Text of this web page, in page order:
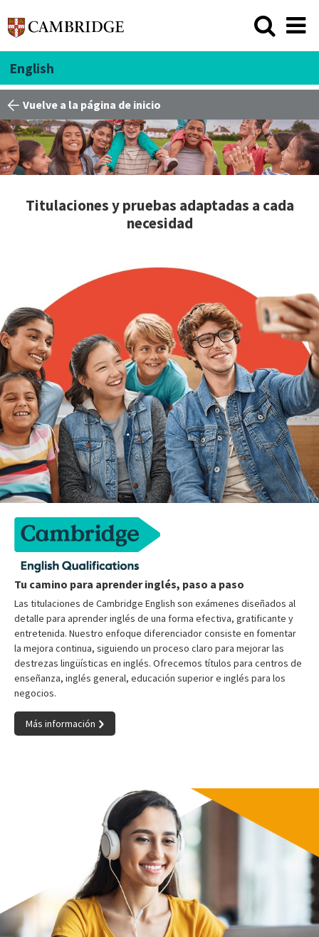
English
Vuelve a la página de inicio
Titulaciones y pruebas adaptadas a cada
necesidad
Tu camino para aprender inglés, paso a paso
Las titulaciones de Cambridge English son exámenes diseñados al
detalle para aprender inglés de una forma efectiva, gratificante y
entretenida. Nuestro enfoque diferenciador consiste en fomentar
la mejora continua, siguiendo un proceso claro para mejorar las
destrezas lingüísticas en inglés. Ofrecemos títulos para centros de
enseñanza, inglés general, educación superior e inglés para los
negocios.
Más información